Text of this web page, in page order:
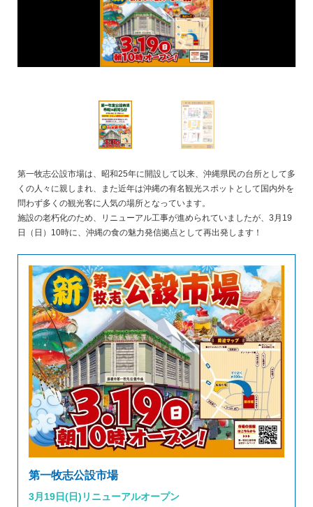
第一牧志公設市場は、昭和25年に開設して以来、沖縄県民の台所として多
くの人々に親しまれ、また近年は沖縄の有名観光スポットとして国内外を
問わず多くの観光客に人気の場所となっています。
施設の老朽化のため、リニューアル工事が進められていましたが、3月19
日（日）10時に、沖縄の食の魅力発信拠点として再出発します！
第一牧志公設市場
3月19日(日)リニューアルオープン